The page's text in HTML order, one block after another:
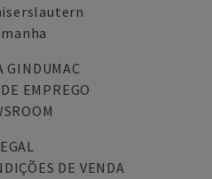
GINDUMAC
EMPREGO
DE VENDA